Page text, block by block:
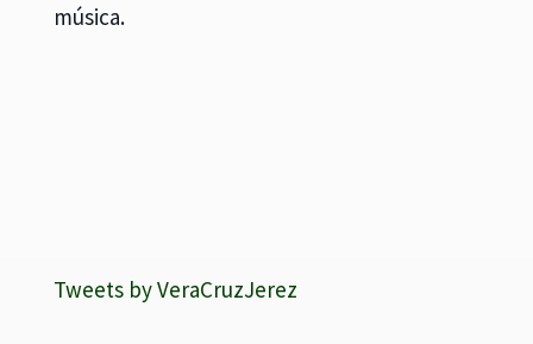
música.
Tweets by VeraCruzJerez